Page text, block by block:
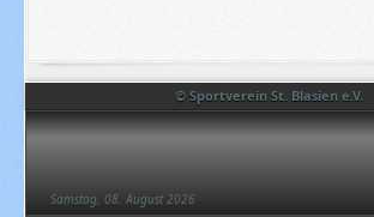
© Sportverein St. Blasien e.V.
Samstag, 08. August 2026